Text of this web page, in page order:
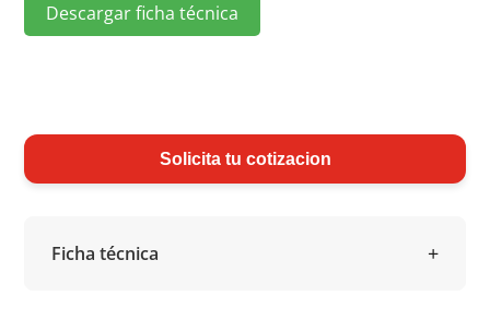
Descargar ficha técnica
Solicita tu cotizacion
Ficha técnica